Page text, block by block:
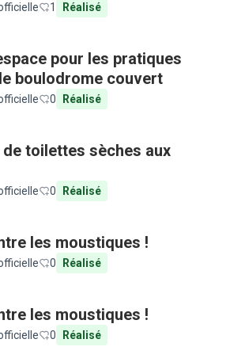
1 Réalisé
pour les pratiques
boulodrome couvert
0 Réalisé
toilettes sèches aux
0 Réalisé
les moustiques !
0 Réalisé
les moustiques !
0 Réalisé